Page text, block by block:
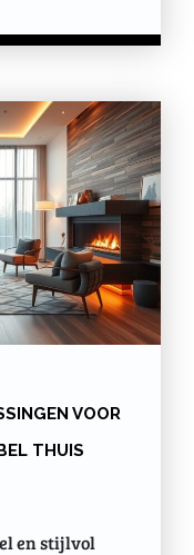
VOOR
THUIS
en stijlvol